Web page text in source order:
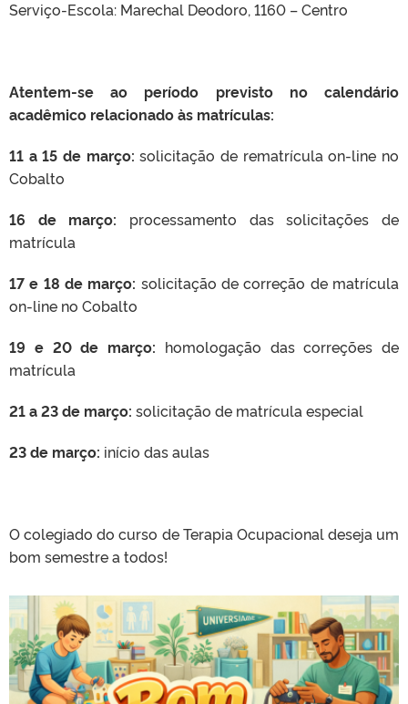
Serviço-Escola: Marechal Deodoro, 1160 – Centro
Atentem-se ao período previsto no calendário
acadêmico relacionado às matrículas:
11 a 15 de março: solicitação de rematrícula on-line no
Cobalto
16 de março: processamento das solicitações de
matrícula
17 e 18 de março: solicitação de correção de matrícula
on-line no Cobalto
19 e 20 de março: homologação das correções de
matrícula
21 a 23 de março: solicitação de matrícula especial
23 de março: início das aulas
O colegiado do curso de Terapia Ocupacional deseja um
bom semestre a todos!